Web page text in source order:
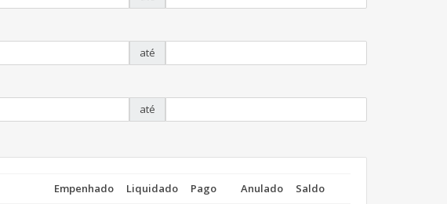
até
até
Empenhado Liquidado Pago Anulado Saldo